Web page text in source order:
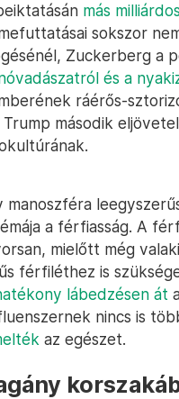
más
sokszor
Zuckerberg a
és a
ráérős-
második
a férfiasság. A
mielőtt még
férfiléthez is
lábedzésen át
nincs is
az egészet.